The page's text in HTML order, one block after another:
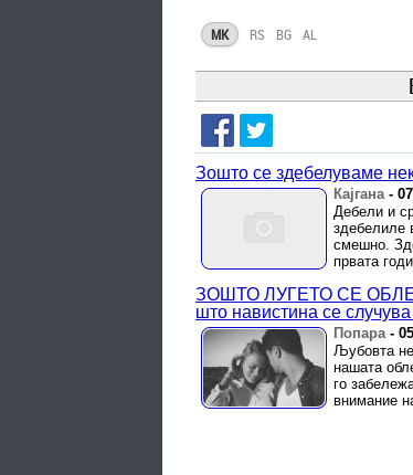
MK RS BG AL
Зошто се здебелуваме
Кајгана-
Дебели и
здебелиле
смешно.
првата
ЗОШТО ЛУЃЕТО СЕ
што навистина се
Попара-
Љубовта не
нашата
го
внимание